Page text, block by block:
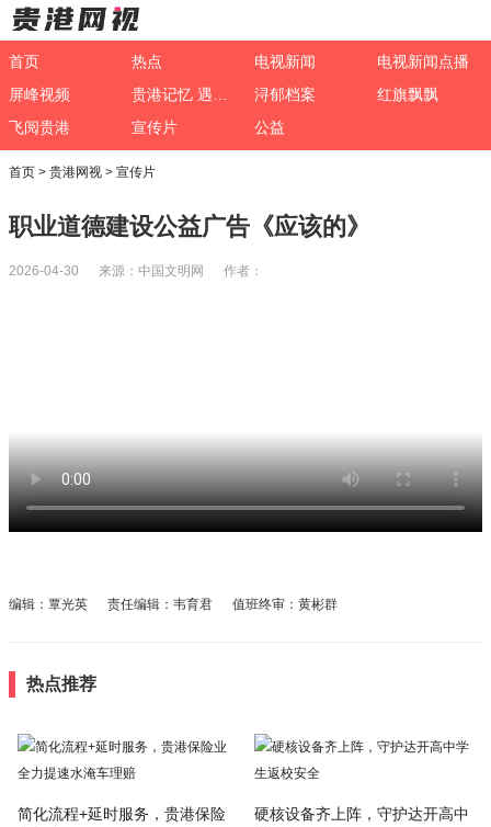
首页 热点 电视新闻
电视新闻点播
屏峰视频
浔郁档案
红旗飘飘
飞阅贵港
宣传片 公益
首页 > 贵港网视 > 宣传片
职业道德建设公益广告《应该的》
2026-04-30 来源：中国文明网 作者：
编辑：覃光英 责任编辑：韦育君 值班终审：黄彬群
热点推荐
简化流程+延时服务，贵港保险
硬核设备齐上阵，守护达开高中